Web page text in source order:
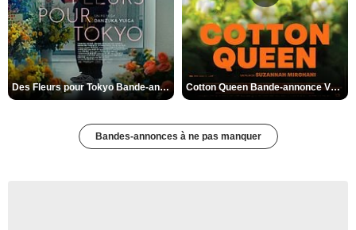
Des Fleurs pour Tokyo Bande-annonce VO STFR Cotton Queen Bande-annonce VO STFR
Bandes-annonces à ne pas manquer